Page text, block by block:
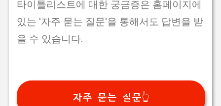
타이틀리스트에 대한 궁금증은 홈페이지에
있는 '자주 묻는 질문'을 통해서도 답변을 받
을 수 있습니다.
자주 묻는 질문👆